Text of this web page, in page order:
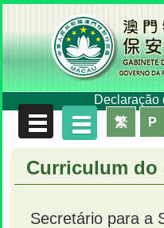
Declaração
繁 P
Curriculum do
Secretário para a